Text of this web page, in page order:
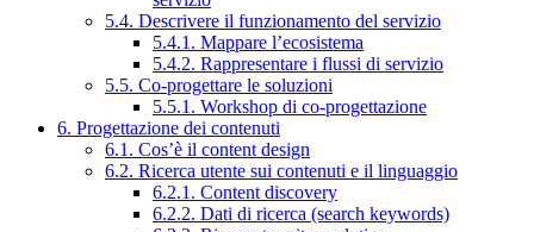
5.4. Descrivere il funzionamento del servizio
5.4.1. Mappare l’ecosistema
5.4.2. Rappresentare i flussi di servizio
5.5. Co-progettare le soluzioni
5.5.1. Workshop di co-progettazione
6. Progettazione dei contenuti
6.1. Cos’è il content design
6.2. Ricerca utente sui contenuti e il linguaggio
6.2.1. Content discovery
6.2.2. Dati di ricerca (search keywords)